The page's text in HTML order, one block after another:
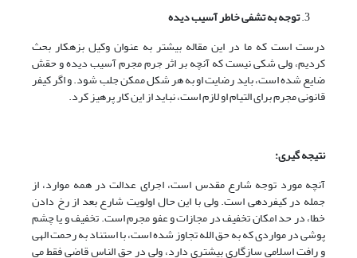
توجه به تشفی خاطر آسیب دیده
درست است که ما در این مقاله بیشتر به عنوان وکیل بزهکار بحث
کردیم، ولی شکی نیست که آنچه بر اثر جرم مجرم آسیب دیده و حقش
ضایع شده است، باید رضایت او به هر شکل ممکن جلب شود. و اگر کیفر
قانونی مجرم برای التیام او لازم است، نباید از این کار پرهیز کرد.
نتیجه گیری:
آنچه مورد توجه شارع مقدس است، اجرای عدالت در همه موارد، از
جمله در کیفردهی است. ولی با این حال اولویت شارع بعد از رخ دادن
خطا، در حد امکان تخفیف در مجازات و عفو مجرم است. تخفیف و یا چشم
پوشی در مواردی که به حق الله تجاوز شده است، با استناد به رحمت الهی
و رافت اسلامی سازگاری بیشتری دارد، ولی در حق الناس قاضی فقط می